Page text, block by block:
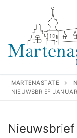
inhoud
MARTENASTATE
NIEUWSBRIEF